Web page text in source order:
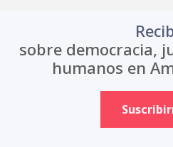
sobre democracia,
humanos en